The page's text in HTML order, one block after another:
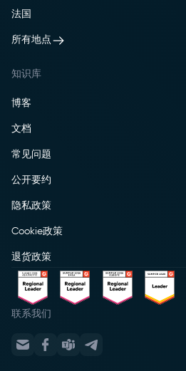
法国
所有地点
知识库
博客
文档
常见问题
公开要约
隐私政策
Cookie政策
退货政策
联系我们